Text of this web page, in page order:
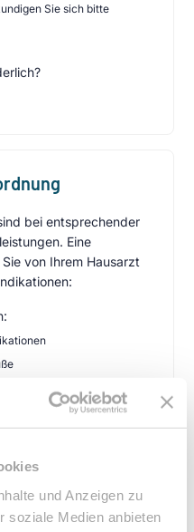
und Anzeigen zu
soziale Medien anbieten
Sie sich bitte
bei entsprechender
Eine
von Ihrem Hausarzt
möglich